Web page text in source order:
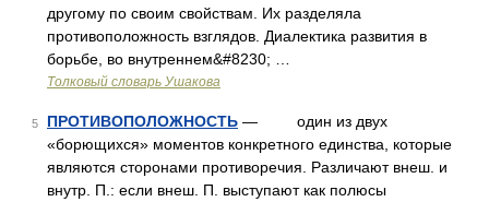
другому по своим свойствам. Их разделяла
противоположность взглядов. Диалектика развития в
борьбе, во внутреннем&#8230; …
Толковый словарь Ушакова
5 ПРОТИВОПОЛОЖНОСТЬ — один из двух
«борющихся» моментов конкретного единства, которые
являются сторонами противоречия. Различают внеш. и
внутр. П.: если внеш. П. выступают как полюсы